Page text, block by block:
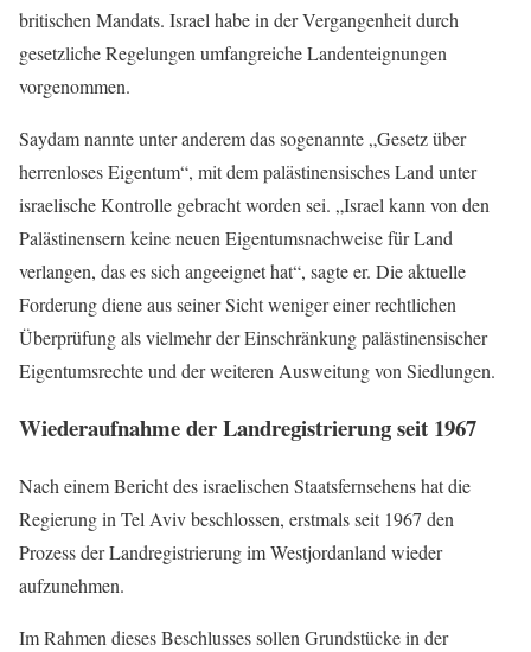
britischen Mandats. Israel habe in der Vergangenheit durch
gesetzliche Regelungen umfangreiche Landenteignungen
vorgenommen.
Saydam nannte unter anderem das sogenannte „Gesetz über
herrenloses Eigentum“, mit dem palästinensisches Land unter
israelische Kontrolle gebracht worden sei. „Israel kann von den
Palästinensern keine neuen Eigentumsnachweise für Land
verlangen, das es sich angeeignet hat“, sagte er. Die aktuelle
Forderung diene aus seiner Sicht weniger einer rechtlichen
Überprüfung als vielmehr der Einschränkung palästinensischer
Eigentumsrechte und der weiteren Ausweitung von Siedlungen.
Wiederaufnahme der Landregistrierung seit 1967
Nach einem Bericht des israelischen Staatsfernsehens hat die
Regierung in Tel Aviv beschlossen, erstmals seit 1967 den
Prozess der Landregistrierung im Westjordanland wieder
aufzunehmen.
Im Rahmen dieses Beschlusses sollen Grundstücke in der